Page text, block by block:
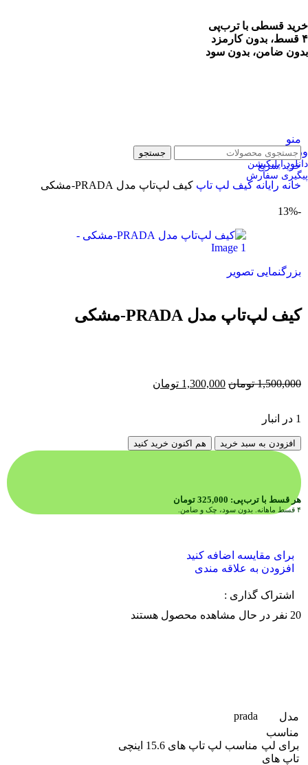
خرید قسطی با ترب‌پی
۴ قسط، بدون کارمزد
بدون ضامن، بدون سود
ورود / ثبت نام
دانلود اپلیکیشن
پیگیری سفارش
منو
جستجو
خرید سریع
خانه رایانه کیف لپ تاپ کیف لپ‌تاپ مدل PRADA-مشکی
-13%
بزرگنمایی تصویر
کیف لپ‌تاپ مدل PRADA-مشکی
1,500,000 تومان 1,300,000 تومان
1 در انبار
افزودن به سبد خرید هم اکنون خرید کنید
هر قسط با ترب‌پی: 325,000 تومان
۴ قسط ماهانه. بدون سود، چک و ضامن.
برای مقایسه اضافه کنید
افزودن به علاقه مندی
اشتراک گذاری :
20 نفر در حال مشاهده محصول هستند
مدل
prada
مناسب
برای لپ
تاپ های
مناسب لپ تاپ های 15.6 اینچی